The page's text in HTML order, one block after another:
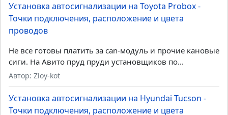
Установка автосигнализации на Toyota Probox -
Точки подключения, расположение и цвета
проводов
Не все готовы платить за can-модуль и прочие кановые
сиги. На Авито пруд пруди установщиков по...
Автор: Zloy-kot
Установка автосигнализации на Hyundai Tucson -
Точки подключения, расположение и цвета